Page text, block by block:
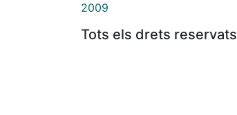
2009
Tots els drets reservats